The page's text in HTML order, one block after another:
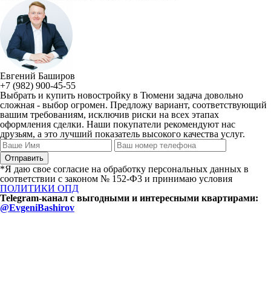
Евгений Баширов
+7 (982) 900-45-55
Выбрать и купить новостройку в Тюмени задача довольно
сложная - выбор огромен. Предложу вариант, соответствующий
вашим требованиям, исключив риски на всех этапах
оформления сделки. Наши покупатели рекомендуют нас
друзьям, а это лучший показатель высокого качества услуг.
*Я даю свое согласие на обработку персональных данных в
соответствии с законом № 152-Ф3 и принимаю условия
ПОЛИТИКИ ОПД
Telegram-канал с выгодными и интересными квартирами:
@EvgeniBashirov